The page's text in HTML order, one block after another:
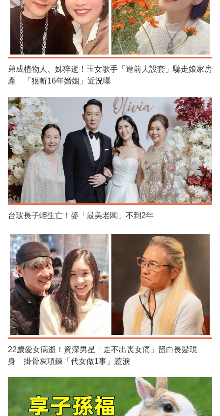
弟成植物人、姊猝逝！玉女歌手「遭前夫設套」騙走娘家房
產 「狠斬16年婚姻」近況曝
台玻長子輕生亡！娶「最美老闆」不到2年
22歲愛女病逝！資深男星「走不出喪女痛」留白長髮現
身 掛骨灰項鍊「代女做1事」惹淚